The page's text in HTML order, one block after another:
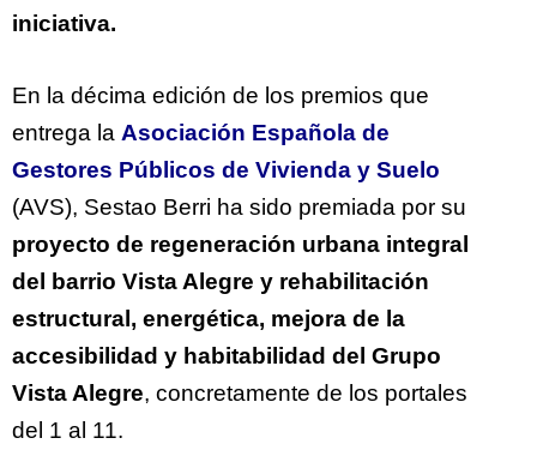
iniciativa.
En la décima edición de los premios que
entrega la Asociación Española de
Gestores Públicos de Vivienda y Suelo
(AVS), Sestao Berri ha sido premiada por su
proyecto de regeneración urbana integral
del barrio Vista Alegre y rehabilitación
estructural, energética, mejora de la
accesibilidad y habitabilidad del Grupo
Vista Alegre, concretamente de los portales
del 1 al 11.